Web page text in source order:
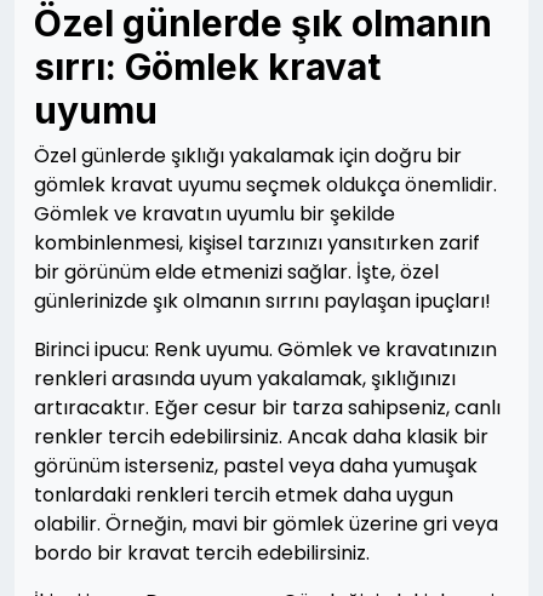
Özel günlerde şık olmanın
sırrı: Gömlek kravat
uyumu
Özel günlerde şıklığı yakalamak için doğru bir
gömlek kravat uyumu seçmek oldukça önemlidir.
Gömlek ve kravatın uyumlu bir şekilde
kombinlenmesi, kişisel tarzınızı yansıtırken zarif
bir görünüm elde etmenizi sağlar. İşte, özel
günlerinizde şık olmanın sırrını paylaşan ipuçları!
Birinci ipucu: Renk uyumu. Gömlek ve kravatınızın
renkleri arasında uyum yakalamak, şıklığınızı
artıracaktır. Eğer cesur bir tarza sahipseniz, canlı
renkler tercih edebilirsiniz. Ancak daha klasik bir
görünüm isterseniz, pastel veya daha yumuşak
tonlardaki renkleri tercih etmek daha uygun
olabilir. Örneğin, mavi bir gömlek üzerine gri veya
bordo bir kravat tercih edebilirsiniz.